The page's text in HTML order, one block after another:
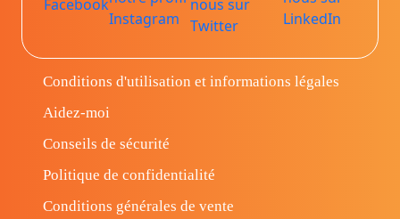
Conditions d'utilisation et informations légales
Aidez-moi
Conseils de sécurité
Politique de confidentialité
Conditions générales de vente